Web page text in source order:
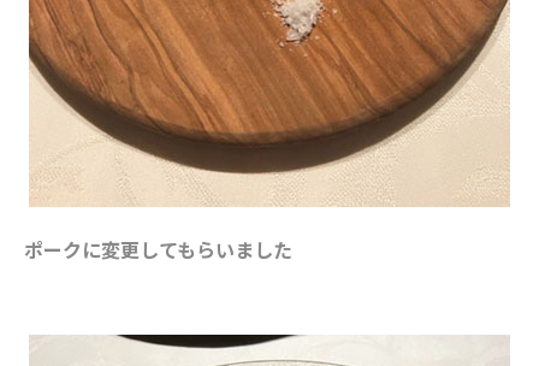
ポークに変更してもらいました